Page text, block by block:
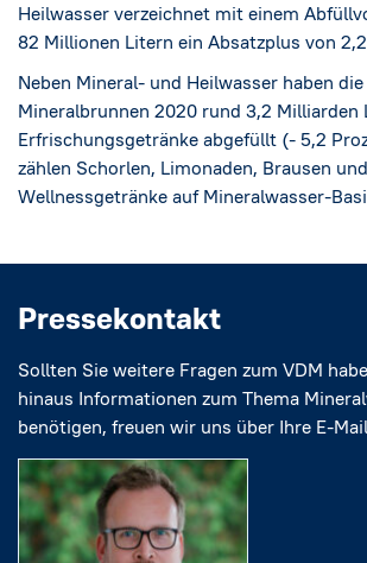
Heilwasser verzeichnet mit einem
82 Millionen Litern ein Absatzplus von
Neben Mineral- und Heilwasser haben
Mineralbrunnen 2020 rund 3,2 Milliarden
Erfrischungsgetränke abgefüllt (- 5,2
zählen Schorlen, Limonaden, Brausen und
Wellnessgetränke auf Mineralwasser-
Pressekontakt
Sollten Sie weitere Fragen zum VDM
hinaus Informationen zum Thema
benötigen, freuen wir uns über Ihre E-